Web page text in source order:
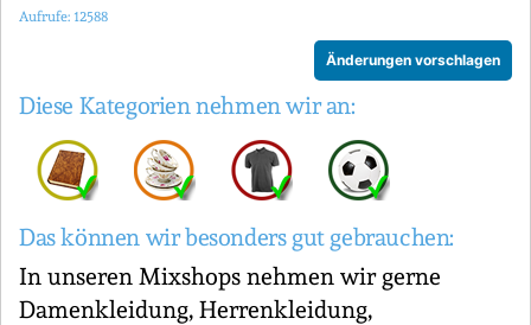
Aufrufe: 12588
Änderungen vorschlagen
Diese Kategorien nehmen wir an:
Das können wir besonders gut gebrauchen:
In unseren Mixshops nehmen wir gerne
Damenkleidung, Herrenkleidung,